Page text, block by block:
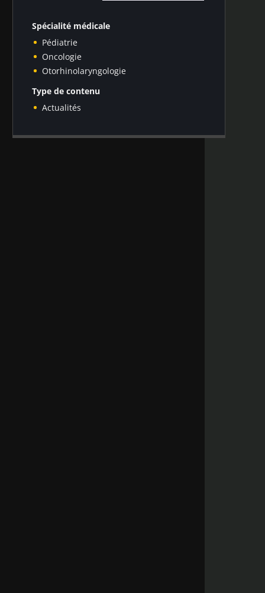
Spécialité médicale
Pédiatrie
Oncologie
Otorhinolaryngologie
Type de contenu
Actualités